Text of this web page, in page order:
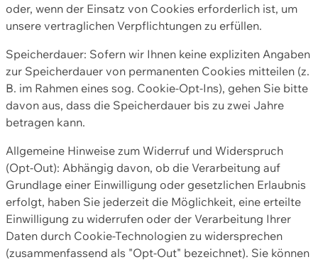
oder, wenn der Einsatz von Cookies erforderlich ist, um
unsere vertraglichen Verpflichtungen zu erfüllen.
Speicherdauer: Sofern wir Ihnen keine expliziten Angaben
zur Speicherdauer von permanenten Cookies mitteilen (z.
B. im Rahmen eines sog. Cookie-Opt-Ins), gehen Sie bitte
davon aus, dass die Speicherdauer bis zu zwei Jahre
betragen kann.
Allgemeine Hinweise zum Widerruf und Widerspruch
(Opt-Out): Abhängig davon, ob die Verarbeitung auf
Grundlage einer Einwilligung oder gesetzlichen Erlaubnis
erfolgt, haben Sie jederzeit die Möglichkeit, eine erteilte
Einwilligung zu widerrufen oder der Verarbeitung Ihrer
Daten durch Cookie-Technologien zu widersprechen
(zusammenfassend als "Opt-Out" bezeichnet). Sie können